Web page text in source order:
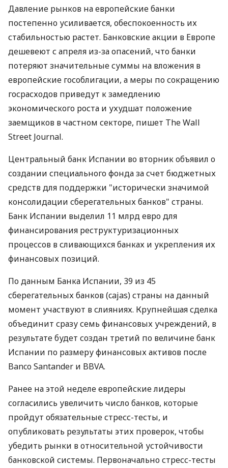
Давление рынков на европейские банки
постепенно усиливается, обеспокоенность их
стабильностью растет. Банковские акции в Европе
дешевеют с апреля из-за опасений, что банки
потеряют значительные суммы на вложения в
европейские гособлигации, а меры по сокращению
госрасходов приведут к замедлению
экономического роста и ухудшат положение
заемщиков в частном секторе, пишет The Wall
Street Journal.
Центральный банк Испании во вторник объявил о
создании специального фонда за счет бюджетных
средств для поддержки "исторически значимой
консолидации сберегательных банков" страны.
Банк Испании выделил 11 млрд евро для
финансирования реструктуризационных
процессов в сливающихся банках и укрепления их
финансовых позиций.
По данным Банка Испании, 39 из 45
сберегательных банков (cajas) страны на данный
момент участвуют в слияниях. Крупнейшая сделка
объединит сразу семь финансовых учреждений, в
результате будет создан третий по величине банк
Испании по размеру финансовых активов после
Banco Santander и BBVA.
Ранее на этой неделе европейские лидеры
согласились увеличить число банков, которые
пройдут обязательные стресс-тесты, и
опубликовать результаты этих проверок, чтобы
убедить рынки в относительной устойчивости
банковской системы. Первоначально стресс-тесты